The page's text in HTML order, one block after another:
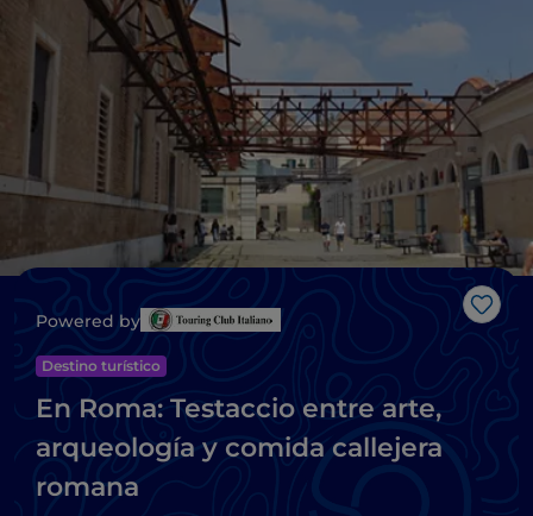
Me
Powered by
Destino turístico
En Roma: Testaccio entre arte,
arqueología y comida callejera
romana